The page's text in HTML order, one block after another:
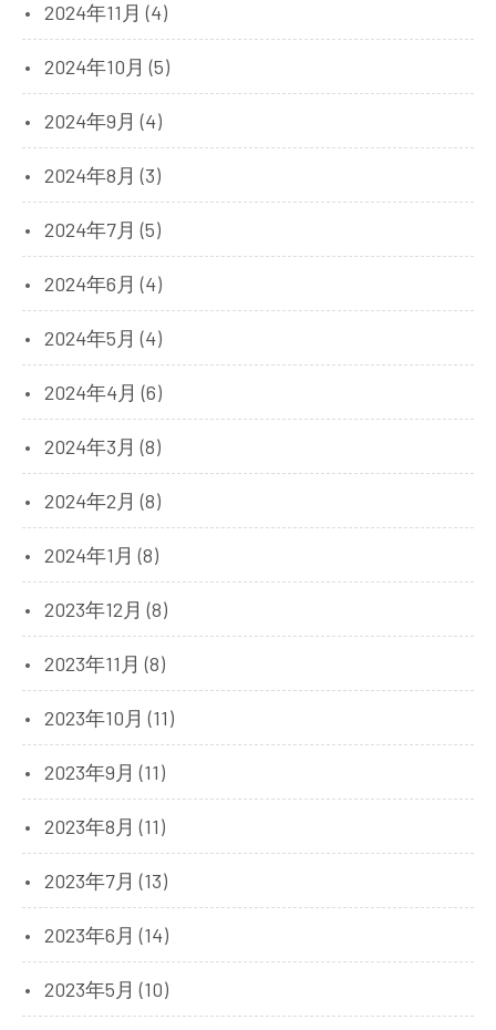
2024年11月 (4)
2024年10月 (5)
2024年9月 (4)
2024年8月 (3)
2024年7月 (5)
2024年6月 (4)
2024年5月 (4)
2024年4月 (6)
2024年3月 (8)
2024年2月 (8)
2024年1月 (8)
2023年12月 (8)
2023年11月 (8)
2023年10月 (11)
2023年9月 (11)
2023年8月 (11)
2023年7月 (13)
2023年6月 (14)
2023年5月 (10)